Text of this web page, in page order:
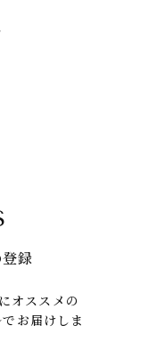
録
オススメの
お届けしま